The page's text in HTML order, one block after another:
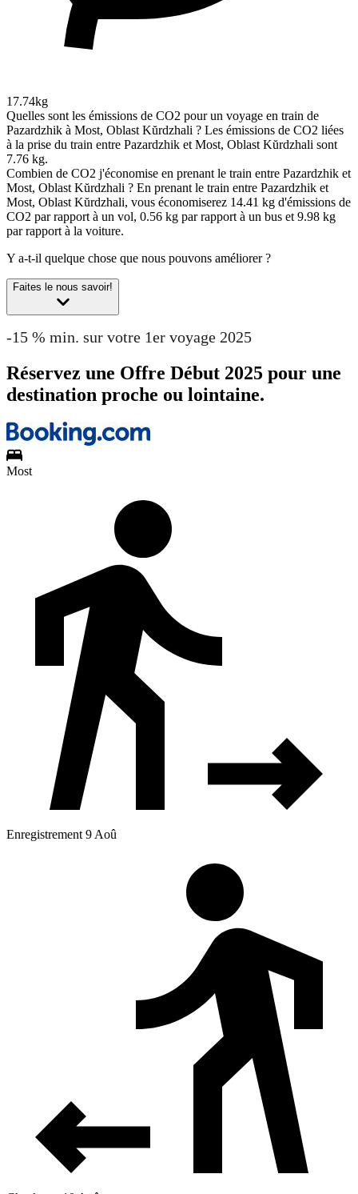
17.74kg
Quelles sont les émissions de CO2 pour un voyage en train de
Pazardzhik à Most, Oblast Kŭrdzhali ? Les émissions de CO2 liées
à la prise du train entre Pazardzhik et Most, Oblast Kŭrdzhali sont
7.76 kg.
Combien de CO2 j'économise en prenant le train entre Pazardzhik et
Most, Oblast Kŭrdzhali ? En prenant le train entre Pazardzhik et
Most, Oblast Kŭrdzhali, vous économiserez 14.41 kg d'émissions de
CO2 par rapport à un vol, 0.56 kg par rapport à un bus et 9.98 kg
par rapport à la voiture.
Y a-t-il quelque chose que nous pouvons améliorer ?
Faites le nous savoir!
-15 % min. sur votre 1er voyage 2025
Réservez une Offre Début 2025 pour une
destination proche ou lointaine.
Most
Enregistrement 9 Aoû